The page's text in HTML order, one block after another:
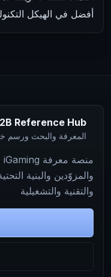
أفضل في الهيكل
Reference Hub
المعرفة والبحث ورسم
والمزوّدين والبنية
والتقنية والتشغيلية